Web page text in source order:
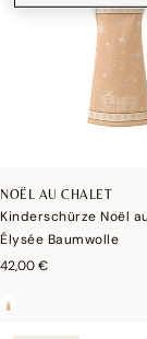
NOËL AU CHALET
Kinderschürze Noël
Élysée Baumwolle
42,00 €